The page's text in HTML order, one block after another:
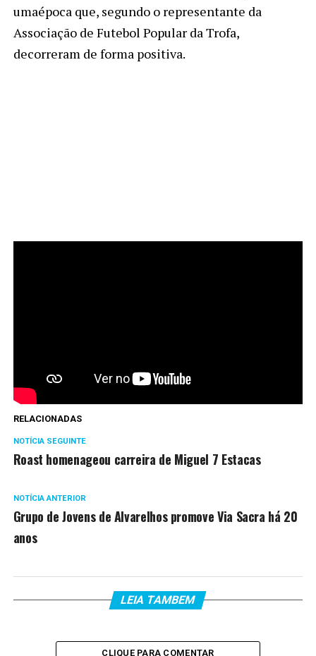
umaépoca que, segundo o representante da
Associação de Futebol Popular da Trofa,
decorreram de forma positiva.
RELACIONADAS
NOTÍCIA SEGUINTE
Roast homenageou carreira de Miguel 7 Estacas
NOTÍCIA ANTERIOR
Grupo de Jovens de Alvarelhos promove Via Sacra há 20
anos
LEIA TAMBEM
CLIQUE PARA COMENTAR